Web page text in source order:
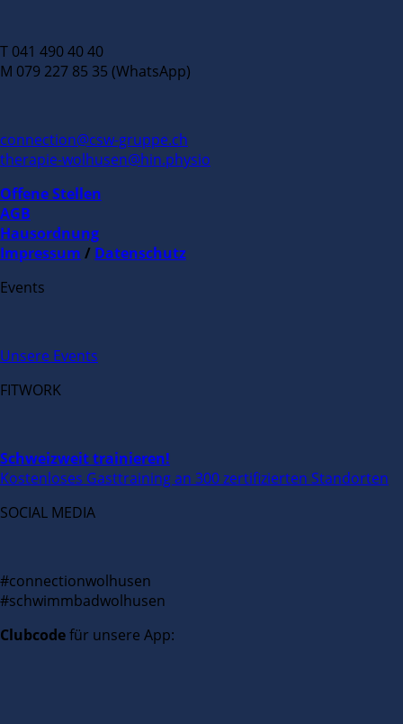
T 041 490 40 40
M 079 227 85 35 (WhatsApp)
connection@csw-gruppe.ch
therapie-wolhusen@hin.physio
Offene Stellen
AGB
Hausordnung
Impressum / Datenschutz
Events
Unsere Events
FITWORK
Schweizweit trainieren!
Kostenloses Gasttraining an 300 zertifizierten Standorten
SOCIAL MEDIA
#connectionwolhusen
#schwimmbadwolhusen
Clubcodefür unsere App: